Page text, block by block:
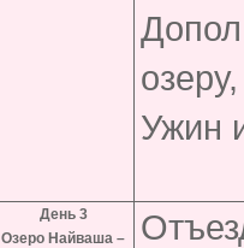
Ужин
День 3
Озеро Найваша –